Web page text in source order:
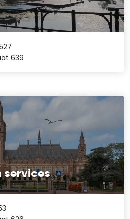
639
services